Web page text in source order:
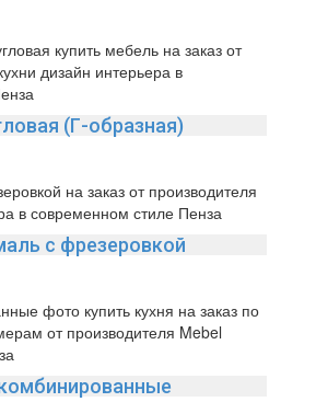
(Г-образная)
с фрезеровкой